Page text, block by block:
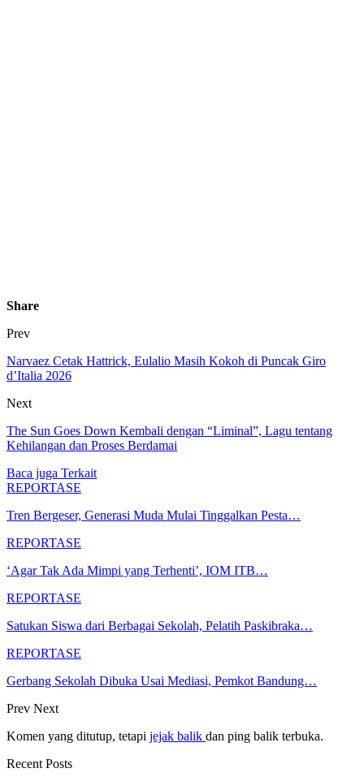
Share
Prev
Narvaez Cetak Hattrick, Eulalio Masih Kokoh di Puncak Giro
d’Italia 2026
Next
The Sun Goes Down Kembali dengan “Liminal”, Lagu tentang
Kehilangan dan Proses Berdamai
Baca juga Terkait
REPORTASE
Tren Bergeser, Generasi Muda Mulai Tinggalkan Pesta…
REPORTASE
‘Agar Tak Ada Mimpi yang Terhenti’, IOM ITB…
REPORTASE
Satukan Siswa dari Berbagai Sekolah, Pelatih Paskibraka…
REPORTASE
Gerbang Sekolah Dibuka Usai Mediasi, Pemkot Bandung…
Prev Next
Komen yang ditutup, tetapi jejak balik dan ping balik terbuka.
Recent Posts